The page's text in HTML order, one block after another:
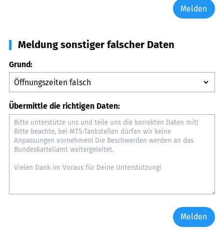
Melden
Meldung sonstiger falscher Daten
Grund:
Übermittle die richtigen Daten:
Melden